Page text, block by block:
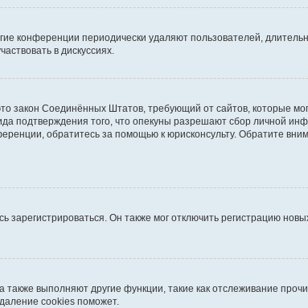
конференции периодически удаляют пользователей,
в дискуссиях.
закон Соединённых Штатов, требующий от сайтов, которые
подтверждения того, что опекуны разрешают сбор личной
обратитесь за помощью к юрисконсульту. Обратите
Он также мог отключить регистрацию
выполняют другие функции, такие как отслеживание
cookies поможет.